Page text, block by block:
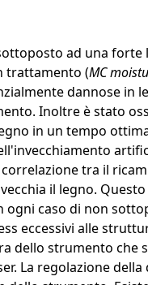
ad una
trattamento (MC
dannose in
Inoltre è stato
in un tempo
tra il
il legno.
ogni caso di non
eccessivi alle
dello strumento
La regolazione